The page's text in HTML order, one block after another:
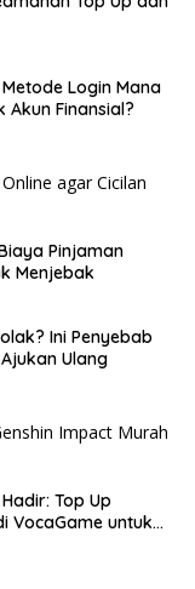
Metode Login Mana
Akun Finansial?
Pinjaman
Menjebak
Ini Penyebab
Ulang
Top Up
VocaGame untuk